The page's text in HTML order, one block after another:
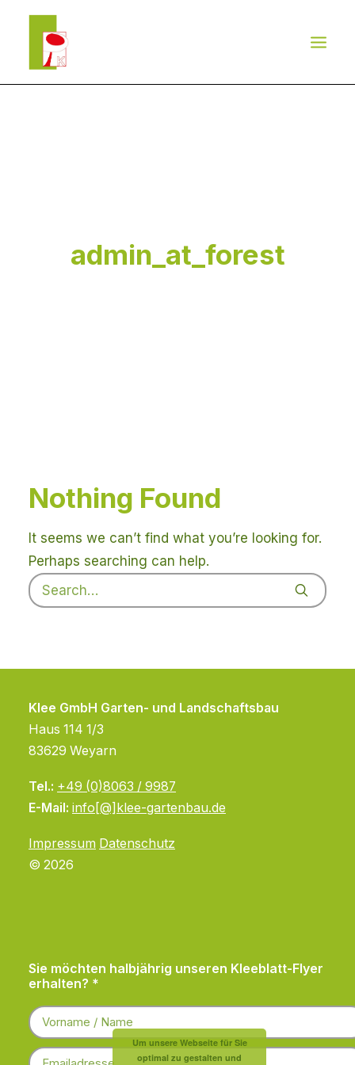
admin_at_forest
Nothing Found
It seems we can’t find what you’re looking for.
Perhaps searching can help.
Klee GmbH Garten- und Landschaftsbau
Haus 114 1/3
83629 Weyarn
Tel.: +49 (0)8063 / 9987
E-Mail: info[@]klee-gartenbau.de
Impressum Datenschutz
© 2026
Sie möchten halbjährig unseren Kleeblatt-Flyer
erhalten? *
Um unsere Webseite für Sie
optimal zu gestalten und